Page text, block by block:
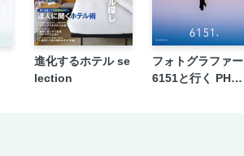
進化するホテル se
lection
フォトグラファー
6151と行く PHOT